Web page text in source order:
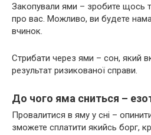
Закопували ями – зробите щось
про вас. Можливо, ви будете
вчинок.
Стрибати через ями – сон, який
результат ризикованої справи.
До чого яма сниться –
Провалитися в яму у сні –
зможете сплатити якийсь борг,